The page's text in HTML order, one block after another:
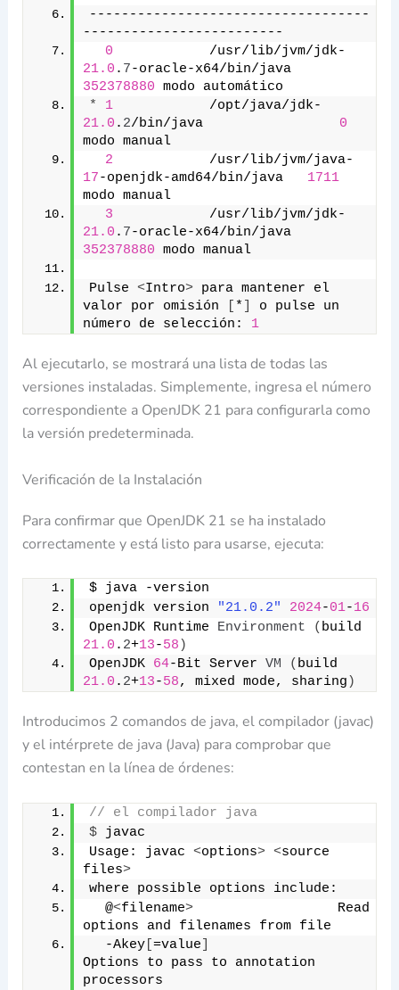
-----------------------------------
-------------------------
0
            /usr/lib/jvm/jdk-
21.0 . 7
-oracle-x64/bin/java
352378880 modo automático
*
1
            /opt/java/jdk-
21.0 . 2/bin/java 0
modo manual
2
            /usr/lib/jvm/java-
17-openjdk-amd64/bin/java 1711
modo manual
3
            /usr/lib/jvm/jdk-
21.0 . 7
-oracle-x64/bin/java
352378880 modo manual
Pulse <Intro> para mantener el
valor por omisión
*
o pulse un
número de selección: 1
Al ejecutarlo, se mostrará una lista de todas las
versiones instaladas. Simplemente, ingresa el número
correspondiente a OpenJDK 21 para configurarla como
la versión predeterminada.
Verificación de la Instalación
Para confirmar que OpenJDK 21 se ha instalado
correctamente y está listo para usarse, ejecuta:
$ java -version
openjdk version
"21.0.2" 2024-01-16
OpenJDK Runtime Environment (
21.0 . 2+13-58 )
OpenJDK 64-Bit Server VM (
21.0 . 2+13-58, mixed mode, sharing )
Introducimos 2 comandos de java, el compilador (javac)
y el intérprete de java (Java) para comprobar que
contestan en la línea de órdenes:
// el compilador java
$ javac
Usage: javac <options> <source
files>
where possible options include:
  @
<filename>
                  Read
options and filenames from file
  -Akey
[ =value
Options to pass to annotation
processors